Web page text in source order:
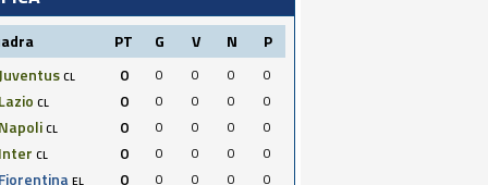
PT G V N P
Juventus CL 0 0 0 0
0
Lazio CL 0 0 0 0
0
Napoli CL 0 0 0 0
0
Inter CL 0 0 0 0
0
Fiorentina EL 0 0 0 0
0